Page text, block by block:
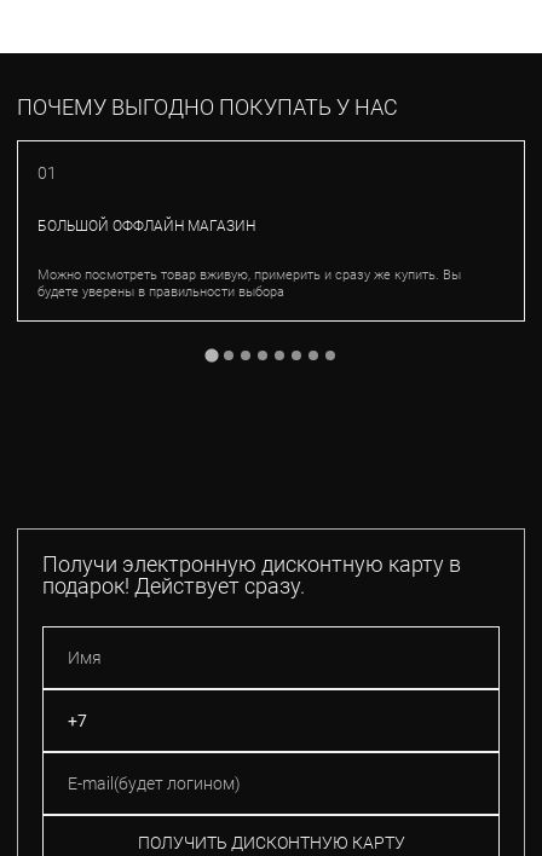
ПОЧЕМУ ВЫГОДНО ПОКУПАТЬ У НАС
01
БОЛЬШОЙ ОФФЛАЙН МАГАЗИН
Можно посмотреть товар вживую, примерить и сразу же купить. Вы
будете уверены в правильности выбора
Получи электронную дисконтную карту в
подарок! Действует сразу.
ПОЛУЧИТЬ ДИСКОНТНУЮ КАРТУ